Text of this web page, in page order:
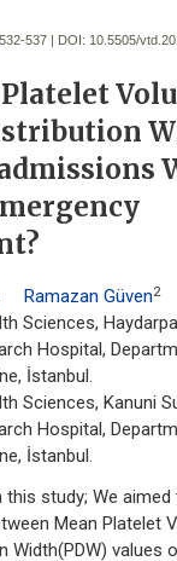
532-537 | DOI: 10.5505/
Ramazan Güven2
Sciences,
Hospital,
İstanbul.
Sciences, Kanuni
Hospital,
İstanbul.
this study; We
Mean Platelet
Width(PDW) values